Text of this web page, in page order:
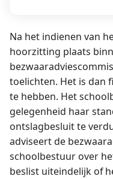
Na het indienen van
hoorzitting plaats
toelichten. Het is dan
te hebben. Het
gelegenheid haar
ontslagbesluit te
adviseert de
schoolbestuur over
beslist uiteindelijk of